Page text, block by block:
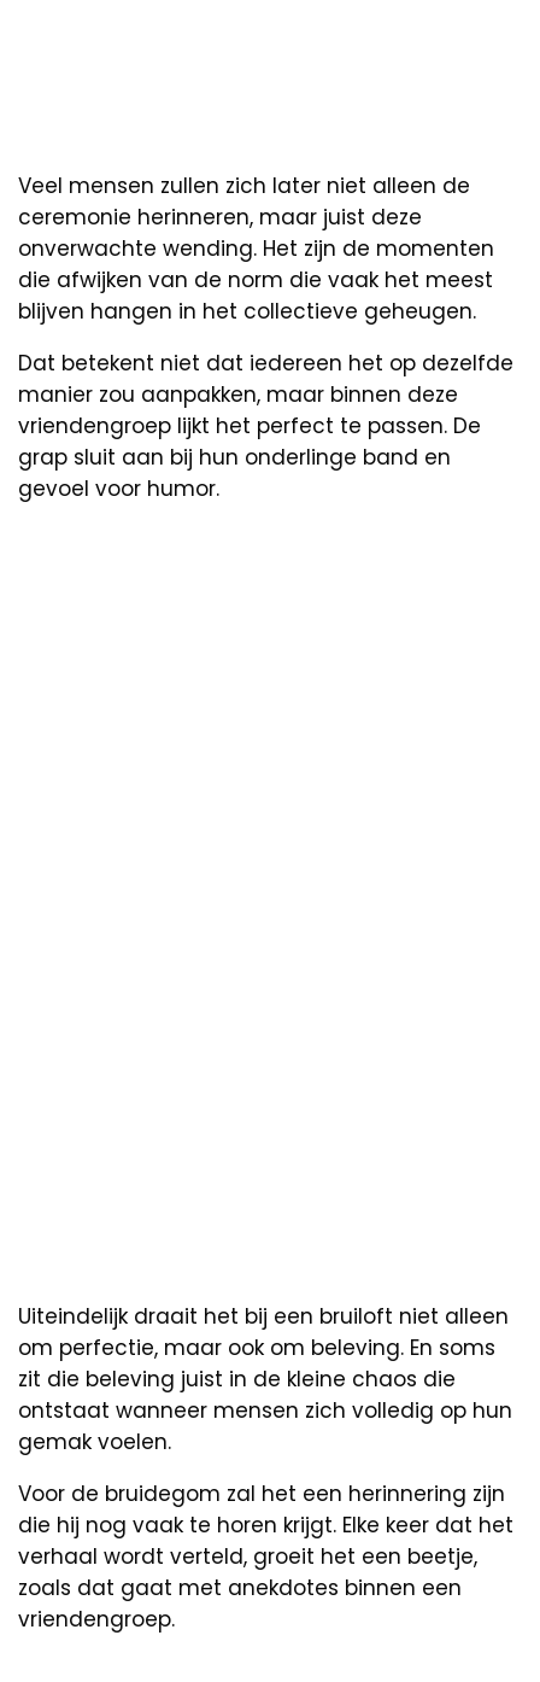
Veel mensen zullen zich later niet alleen de
ceremonie herinneren, maar juist deze
onverwachte wending. Het zijn de momenten
die afwijken van de norm die vaak het meest
blijven hangen in het collectieve geheugen.
Dat betekent niet dat iedereen het op dezelfde
manier zou aanpakken, maar binnen deze
vriendengroep lijkt het perfect te passen. De
grap sluit aan bij hun onderlinge band en
gevoel voor humor.
Uiteindelijk draait het bij een bruiloft niet alleen
om perfectie, maar ook om beleving. En soms
zit die beleving juist in de kleine chaos die
ontstaat wanneer mensen zich volledig op hun
gemak voelen.
Voor de bruidegom zal het een herinnering zijn
die hij nog vaak te horen krijgt. Elke keer dat het
verhaal wordt verteld, groeit het een beetje,
zoals dat gaat met anekdotes binnen een
vriendengroep.